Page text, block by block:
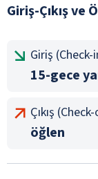
Giriş-Çıkış ve
Giriş (Check-
15-gece
Çıkış
öğlen